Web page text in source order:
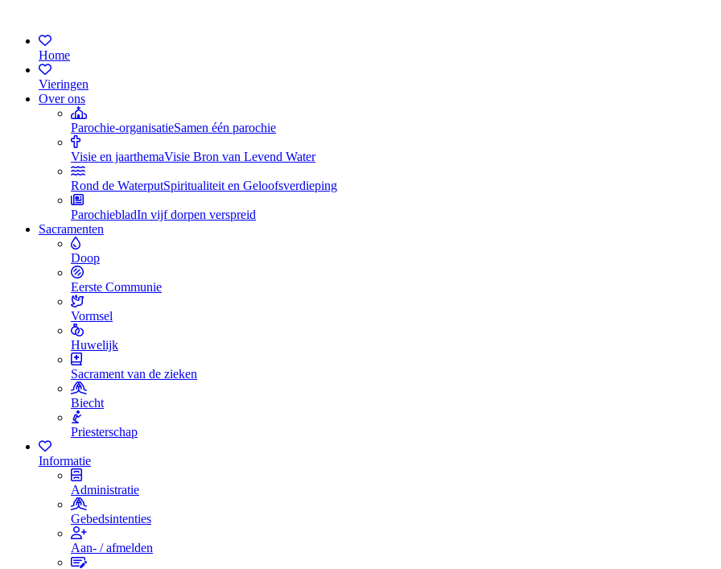
Home
Vieringen
Over ons
Parochie-organisatieSamen één parochie
Visie en jaarthemaVisie Bron van Levend Water
Rond de WaterputSpiritualiteit en Geloofsverdieping
ParochiebladIn vijf dorpen verspreid
Sacramenten
Doop
Eerste Communie
Vormsel
Huwelijk
Sacrament van de zieken
Biecht
Priesterschap
Informatie
Administratie
Gebedsintenties
Aan- / afmelden